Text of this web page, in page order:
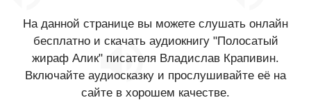
На данной странице вы можете слушать онлайн
бесплатно и скачать аудиокнигу "Полосатый
жираф Алик" писателя Владислав Крапивин.
Включайте аудиосказку и прослушивайте её на
сайте в хорошем качестве.